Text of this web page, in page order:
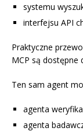
systemu
interfejsu API
Praktyczne
MCP są dostępne
Ten sam agent
agenta
agenta